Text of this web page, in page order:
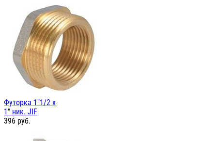
Футорка 1"1/2 х
1" ник. JIF
396 руб.